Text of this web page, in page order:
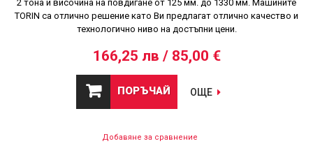
2 тона и височина на повдигане от 125 мм. до 1330 мм. Машините
TORIN са отлично решение като Ви предлагат отлично качество и
технологично ниво на достъпни цени.
166,25 лв / 85,00 €
ПОРЪЧАЙ ОЩЕ
Добавяне за сравнение